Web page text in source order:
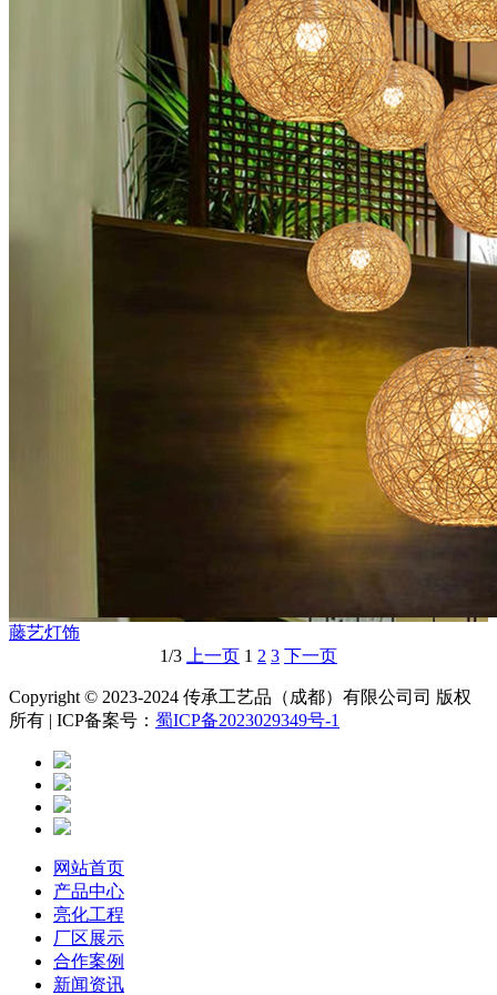
藤艺灯饰
1/3
上一页 1 2 3 下一页
Copyright © 2023-2024 传承工艺品（成都）有限公司司 版权
所有 | ICP备案号： 蜀ICP备2023029349号-1
网站首页
产品中心
亮化工程
厂区展示
合作案例
新闻资讯